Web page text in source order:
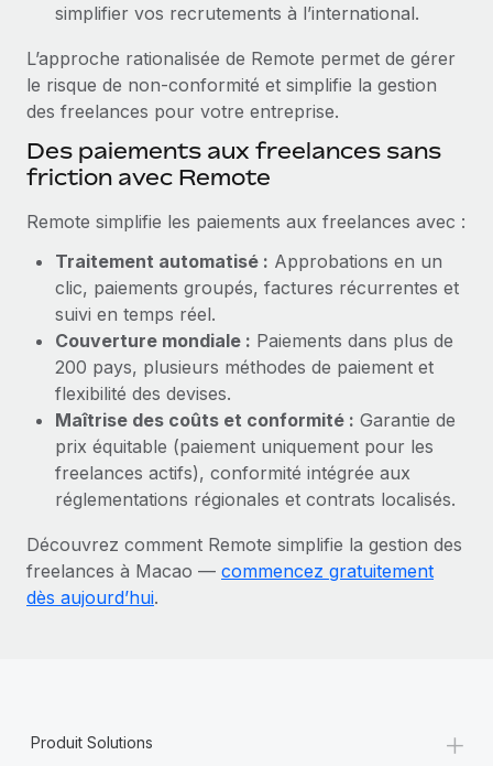
Comment Phiture gère ses 55 employés
répartis dans 19 pays grâce à Remote
Phiture, un leader notable du conseil en matière de
croissance mobile internationale, encourage les...
simplifier vos recrutements à l’international.
L’approche rationalisée de Remote permet de gérer
le risque de non-conformité et simplifie la gestion
des freelances pour votre entreprise.
Des paiements aux freelances sans
friction avec Remote
Remote simplifie les paiements aux freelances avec :
Traitement automatisé : Approbations en un
clic, paiements groupés, factures récurrentes et
suivi en temps réel.
Couverture mondiale : Paiements dans plus de
200 pays, plusieurs méthodes de paiement et
flexibilité des devises.
Maîtrise des coûts et conformité : Garantie de
prix équitable (paiement uniquement pour les
freelances actifs), conformité intégrée aux
réglementations régionales et contrats localisés.
Découvrez comment Remote simplifie la gestion des
freelances à Macao — commencez gratuitement
dès aujourd’hui.
Produit Solutions +